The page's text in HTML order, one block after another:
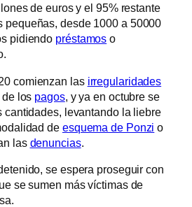
de euros y el 95% restante
pequeñas, desde 1000 a 50000
pidiendo préstamos o
comienzan las irregularidades
los pagos, y ya en octubre se
cantidades, levantando la liebre
de esquema de Ponzi o
las denuncias.
se espera proseguir con
se sumen más víctimas de